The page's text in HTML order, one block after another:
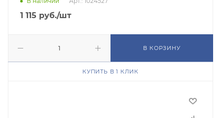
1 115 руб./шт
В КОРЗИНУ
КУПИТЬ В 1 КЛИК